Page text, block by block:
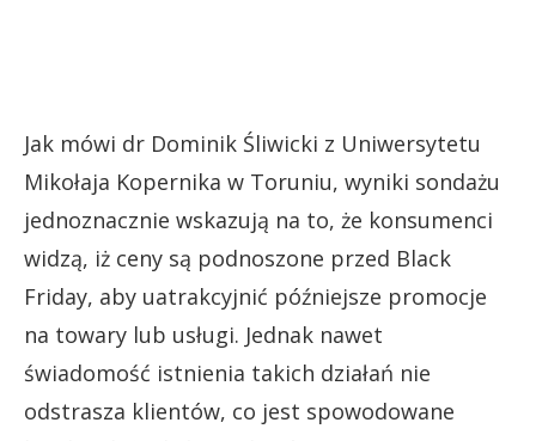
Jak mówi dr Dominik Śliwicki z Uniwersytetu
Mikołaja Kopernika w Toruniu, wyniki sondażu
jednoznacznie wskazują na to, że konsumenci
widzą, iż ceny są podnoszone przed Black
Friday, aby uatrakcyjnić późniejsze promocje
na towary lub usługi. Jednak nawet
świadomość istnienia takich działań nie
odstrasza klientów, co jest spowodowane